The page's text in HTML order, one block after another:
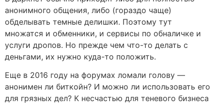
анонимного общения, либо (гораздо чаще)
обделывать темные делишки. Поэтому тут
множатся и обменники, и сервисы по обналичке и
услуги дропов. Но прежде чем что-то делать с
деньгами, их нужно куда-то положить.
Еще в 2016 году на форумах ломали голову —
анонимен ли биткойн? И можно ли использовать его
для грязных дел? К несчастью для теневого бизнеса